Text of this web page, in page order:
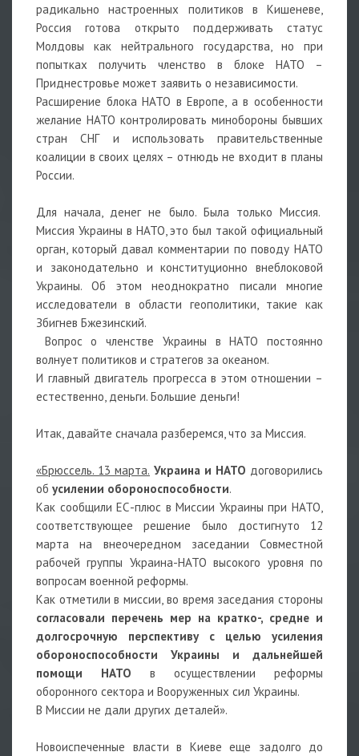
радикально настроенных политиков в Кишеневе,
Россия готова открыто поддерживать статус
Молдовы как нейтрального государства, но при
попытках получить членство в блоке НАТО –
Приднестровье может заявить о независимости.
Расширение блока НАТО в Европе, а в особенности
желание НАТО контролировать минобороны бывших
стран СНГ и использовать правительственные
коалиции в своих целях – отнюдь не входит в планы
России.
Для начала, денег не было. Была только Миссия.
Миссия Украины в НАТО, это был такой официальный
орган, который давал комментарии по поводу НАТО
и законодательно и конституционно внеблоковой
Украины. Об этом неоднократно писали многие
исследователи в области геополитики, такие как
Збигнев Бжезинский.
Вопрос о членстве Украины в НАТО постоянно
волнует политиков и стратегов за океаном.
И главный двигатель прогресса в этом отношении –
естественно, деньги. Большие деньги!
Итак, давайте сначала разберемся, что за Миссия.
«Брюссель. 13 марта. Украина и НАТО договорились
об усилении обороноспособности.
Как сообщили ЕС-плюс в Миссии Украины при НАТО,
соответствующее решение было достигнуто 12
марта на внеочередном заседании Совместной
рабочей группы Украина-НАТО высокого уровня по
вопросам военной реформы.
Как отметили в миссии, во время заседания стороны
согласовали перечень мер на кратко-, средне и
долгосрочную перспективу с целью усиления
обороноспособности Украины и дальнейшей
помощи НАТО в осуществлении реформы
оборонного сектора и Вооруженных сил Украины.
В Миссии не дали других деталей».
Новоиспеченные власти в Киеве еще задолго до